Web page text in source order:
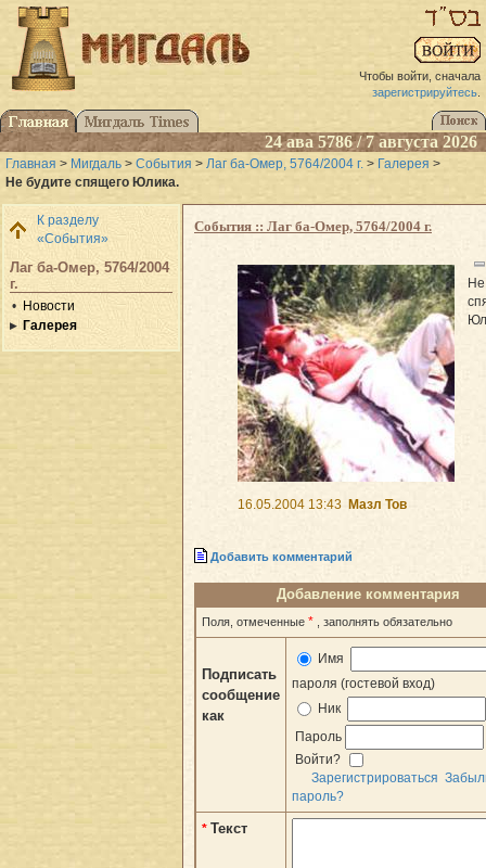
Чтобы войти, сначала
зарегистрируйтесь.
24 ава 5786 / 7 августа 2026
Главная > Мигдаль > События > Лаг ба-Омер, 5764/2004 г. > Галерея >
Не будите спящего Юлика.
К разделу
«События»
Лаг ба-Омер, 5764/2004
г.
Новости
Галерея
События :: Лаг ба-Омер, 5764/2004 г.
Не
16.05.2004 13:43 Мазл Тов
Добавить комментарий
Добавление комментария
Поля, отмеченные * , заполнять обязательно
Подписать
сообщение
как
Имя
пароля (гостевой вход)
Ник
Пароль
Войти?
Зарегистрироваться
пароль?
* Текст